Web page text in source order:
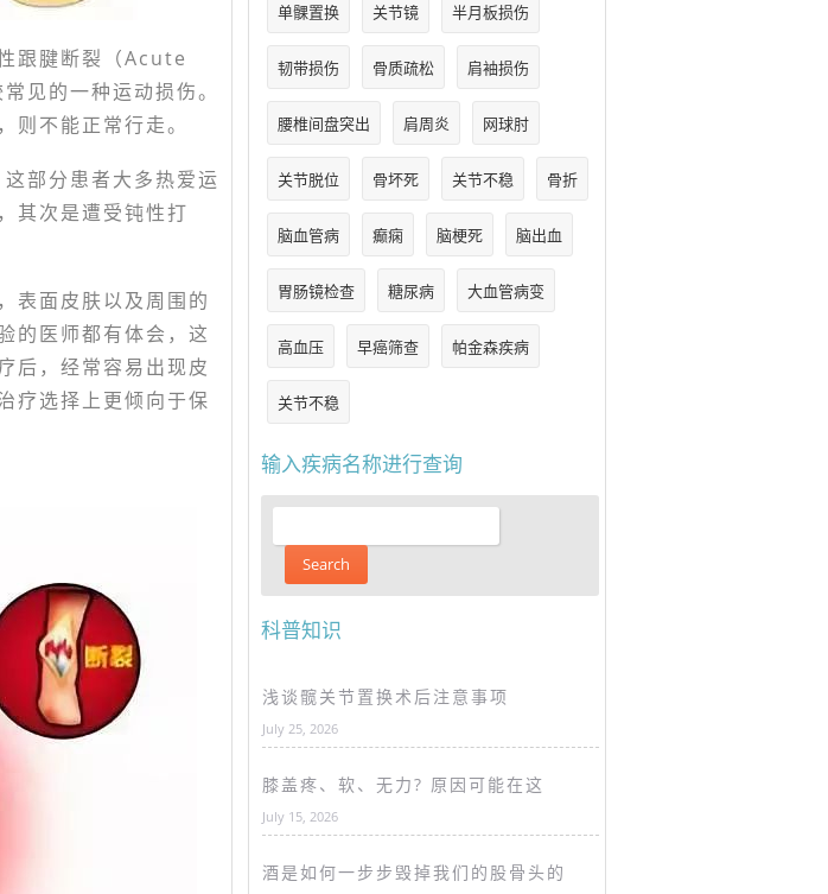
跟腱断裂（Acute
的一种运动损伤。
不能正常行走。
部分患者大多热爱运
其次是遭受钝性打
表面皮肤以及周围的
的医师都有体会，这
后，经常容易出现皮
疗选择上更倾向于保
单髁置换 关节镜 半月板损伤
韧带损伤 骨质疏松 肩袖损伤
腰椎间盘突出 肩周炎 网球肘
关节脱位 骨坏死 关节不稳 骨折
脑血管病 癫痫 脑梗死 脑出血
胃肠镜检查 糖尿病 大血管病变
高血压 早癌筛查 帕金森疾病
关节不稳
输入疾病名称进行查询
科普知识
浅谈髋关节置换术后注意事项
July 25, 2026
膝盖疼、软、无力? 原因可能在这
July 15, 2026
酒是如何一步步毁掉我们的股骨头的